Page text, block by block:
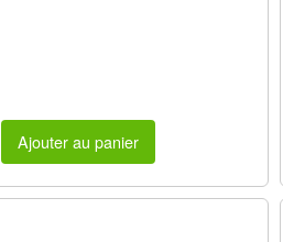
Ajouter au panier